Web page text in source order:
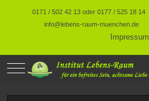
0171 / 502 42 13 oder 0177 / 525 18 14
info@lebens-raum-muenchen.de
Impressum
Mobile Menu Toggle